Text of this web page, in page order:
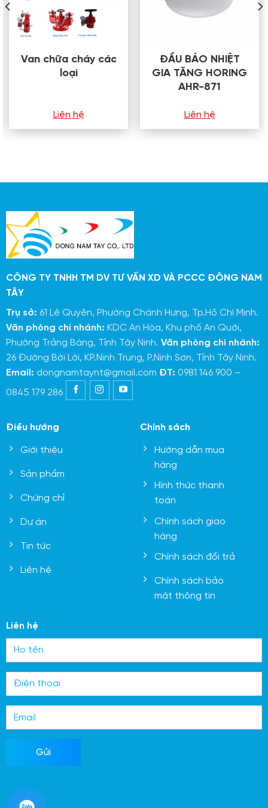
Van chữa cháy các
loại
Liên hệ
ĐẦU BÁO NHIỆT
GIA TĂNG HORING
AHR-871
Liên hệ
CÔNG TY TNHH TM DV TƯ VẤN XD VÀ PCCC ĐÔNG NAM
TÂY
Trụ sở: 61 Lê Quyên, Phường Chánh Hưng, Tp.Hồ Chí Minh.
Văn phòng chi nhánh: KDC An Hòa, Khu phố An Quới,
Phường Trảng Bàng, Tỉnh Tây Ninh. Văn phòng chi nhánh:
26 Đường Bời Lời, KP.Ninh Trung, P.Ninh Sơn, Tỉnh Tây Ninh.
Email: dongnamtaynt@gmail.com ĐT: 0981 146 900 –
0845 179 286
Điều hướng
Giới thiệu
Sản phẩm
Chứng chỉ
Dự án
Tin tức
Liên hệ
Chính sách
Hướng dẫn mua
hàng
Hình thức thanh
toán
Chính sách giao
hàng
Chính sách đổi trả
Chính sách bảo
mật thông tin
Liên hệ